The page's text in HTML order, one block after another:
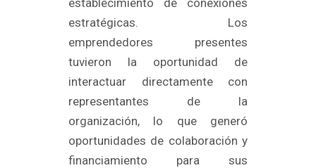
establecimiento de conexiones
estratégicas. Los
emprendedores presentes
tuvieron la oportunidad de
interactuar directamente con
representantes de la
organización, lo que generó
oportunidades de colaboración y
financiamiento para sus